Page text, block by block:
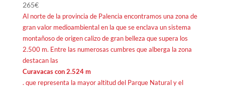
265€
Al norte de la provincia de Palencia encontramos una zona de
gran valor medioambiental en la que se enclava un sistema
montañoso de origen calizo de gran belleza que supera los
2.500 m. Entre las numerosas cumbres que alberga la zona
destacan las
Curavacas con 2.524 m
. que representa la mayor altitud del Parque Natural y el